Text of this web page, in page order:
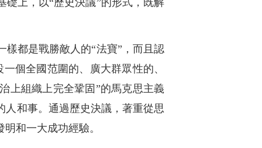
都是戰勝敵人的“法寶”，而且認
個全國范圍的、廣大群眾性的、
上組織上完全鞏固”的馬克思主義
和事。通過歷史決議，著重從思
和一大成功經驗。